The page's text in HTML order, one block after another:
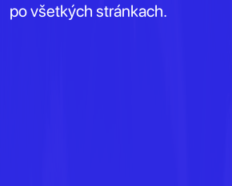
po všetkých stránkach.